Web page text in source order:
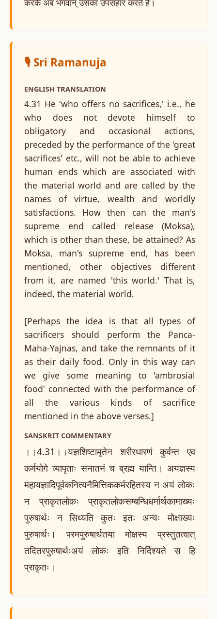
🎙️ Sri Ramanuja
ENGLISH TRANSLATION
4.31 He 'who offers no sacrifices,' i.e., he
who does not devote himself to
obligatory and occasional actions,
preceded by the performance of the 'great
sacrifices' etc., will not be able to achieve
human ends which are associated with
the material world and are called by the
names of virtue, wealth and worldly
satisfactions. How then can the man's
supreme end called release (Moksa),
which is other than these, be attained? As
Moksa, man's supreme end, has been
mentioned, other objectives different
from it, are named 'this world.' That is,
indeed, the material world.
[Perhaps the idea is that all types of
sacrificers should perform the Panca-
Maha-Yajnas, and take the remnants of it
as their daily food. Only in this way can
we give some meaning to 'ambrosial
food' connected with the performance of
all the various kinds of sacrifice
mentioned in the above verses.]
SANSKRIT COMMENTARY
।।4.31।।यज्ञशिष्टामृतेन शरीरधारणं कुर्वन्त एव
कर्मयोगे व्यापृताः सनातनं च ब्रह्म यान्ति। अयज्ञस्य
महायज्ञादिपूर्वकनित्यनैमित्तिककर्मरहितस्य न अयं लोकः
न प्राकृतलोकः प्राकृतलोकसम्बन्धिधर्मार्थकामाख्यः
पुरुषार्थः न सिध्यति कुतः इतः अन्यः मोक्षाख्यः
पुरुषार्थः। परमपुरुषार्थतया मोक्षस्य प्रस्तुतत्वात्
तदितरपुरुषार्थःअयं लोकः इति निर्दिश्यते स हि
प्राकृतः।